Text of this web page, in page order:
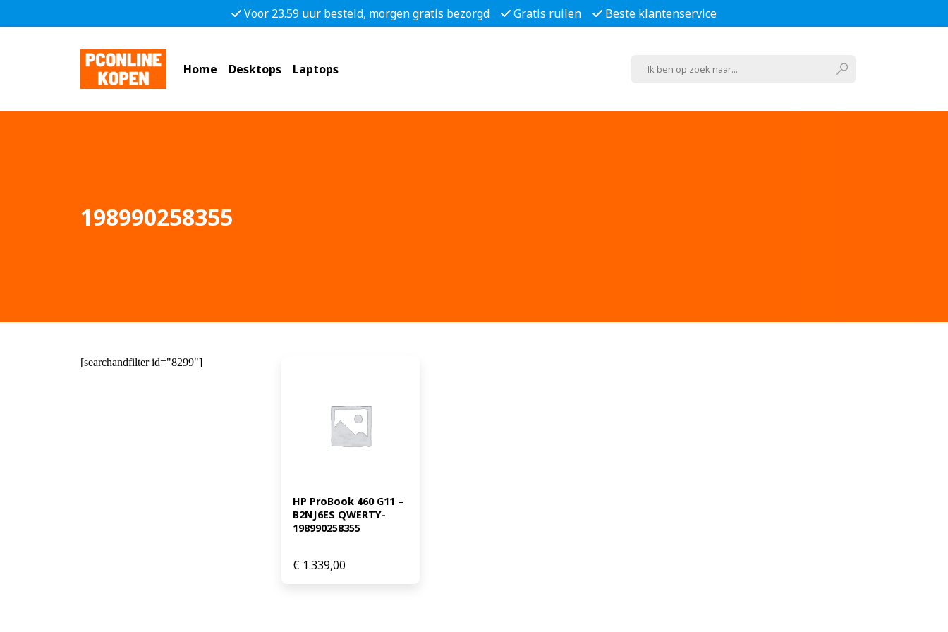
Voor 23.59 uur besteld, morgen gratis bezorgd Gratis ruilen Beste klantenservice
Home Desktops Laptops
198990258355
[searchandfilter id="8299"]
HP ProBook 460 G11 –
B2NJ6ES QWERTY-
198990258355
€ 1.339,00